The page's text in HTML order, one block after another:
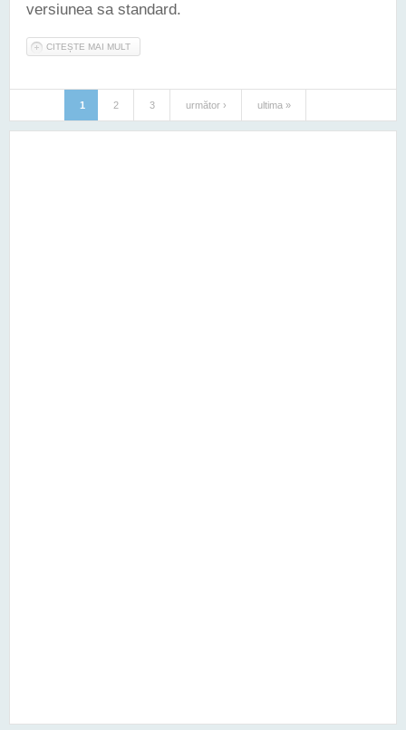
versiunea sa standard.
CITEȘTE MAI MULT
1 2 3 următor › ultima »